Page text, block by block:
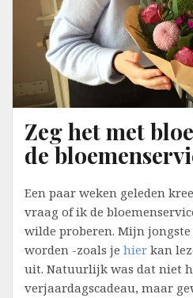
Zeg het met
de
Een paar weken geleden
vraag of ik de
wilde proberen. Mijn
worden -zoals je hier kan
uit. Natuurlijk was dat niet
verjaardagscadeau, maar